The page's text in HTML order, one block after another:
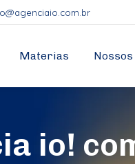
Materias
io!